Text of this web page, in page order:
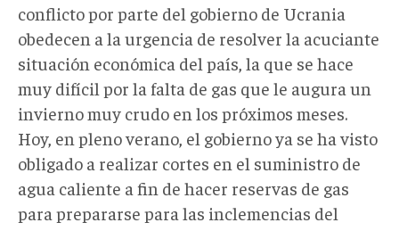
conflicto por parte del gobierno de Ucrania
obedecen a la urgencia de resolver la acuciante
situación económica del país, la que se hace
muy difícil por la falta de gas que le augura un
invierno muy crudo en los próximos meses.
Hoy, en pleno verano, el gobierno ya se ha visto
obligado a realizar cortes en el suministro de
agua caliente a fin de hacer reservas de gas
para prepararse para las inclemencias del